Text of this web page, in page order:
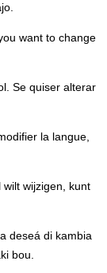
want to change
Se quiser alterar
la langue,
wijzigen, kunt
deseá di kambia
bou.